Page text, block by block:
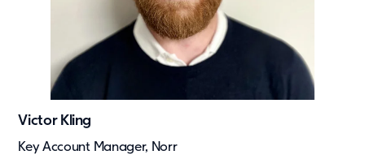
Victor Kling
Key Account Manager, Norr